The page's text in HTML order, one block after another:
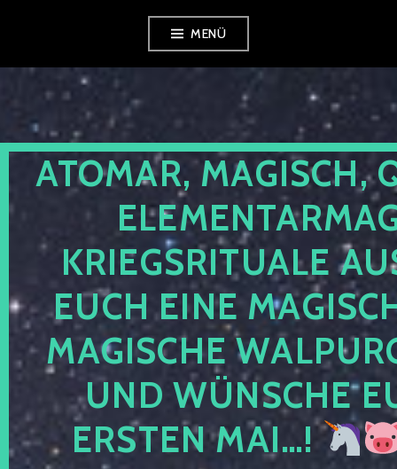
springen
MENÜ
ATOMAR, MAGISCH,
KRIEGSRITUALE
EUCH EINE
MAGISCHE
UND WÜNSCHE
ERSTEN MAI…!